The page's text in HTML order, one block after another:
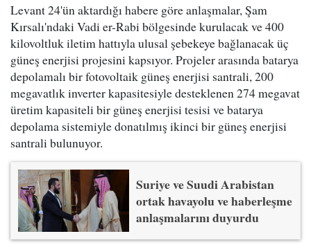
Levant 24'ün aktardığı habere göre anlaşmalar, Şam
Kırsalı'ndaki Vadi er-Rabi bölgesinde kurulacak ve 400
kilovoltluk iletim hattıyla ulusal şebekeye bağlanacak üç
güneş enerjisi projesini kapsıyor. Projeler arasında batarya
depolamalı bir fotovoltaik güneş enerjisi santrali, 200
megavatlık inverter kapasitesiyle desteklenen 274 megavat
üretim kapasiteli bir güneş enerjisi tesisi ve batarya
depolama sistemiyle donatılmış ikinci bir güneş enerjisi
santrali bulunuyor.
Suriye ve Suudi Arabistan
ortak havayolu ve haberleşme
anlaşmalarını duyurdu